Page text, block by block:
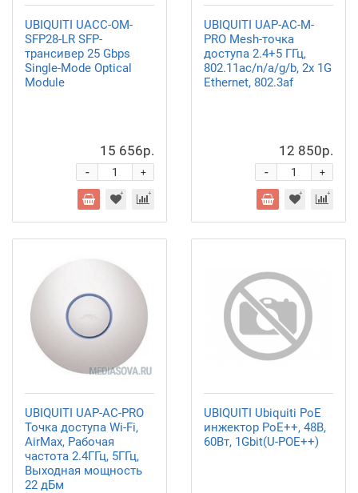
UBIQUITI UACC-OM-
SFP28-LR SFP-
трансивер 25 Gbps
Single-Mode Optical
Module
15 656р.
+
-
UBIQUITI UAP-AC-M-
PRO Mesh-точка
доступа 2.4+5 ГГц,
802.11ac/n/a/g/b, 2х 1G
Ethernet, 802.3af
12 850р.
+
-
UBIQUITI UAP-AC-PRO
Точка доступа Wi-Fi,
AirMax, Рабочая
частота 2.4ГГц, 5ГГц,
Выходная мощность
22 дБм
UBIQUITI Ubiquiti PoE
инжектор PoE++, 48В,
60Вт, 1Gbit(U-POE++)